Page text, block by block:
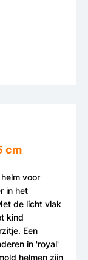
cm
voor
in het
de licht vlak
kind
Een
in 'royal'
helmen zijn